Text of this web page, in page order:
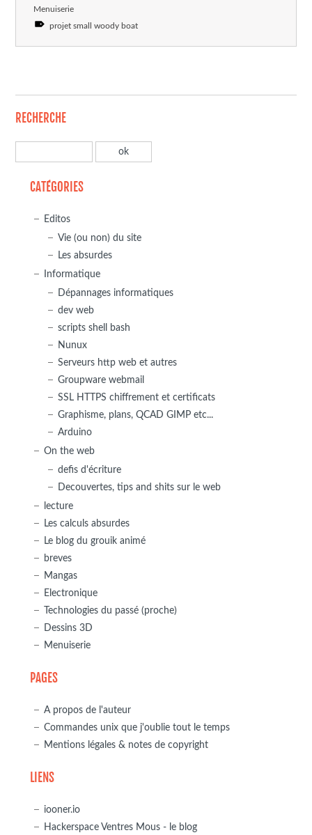
Menuiserie
projet small woody boat
RECHERCHE
CATÉGORIES
Editos
Vie (ou non) du site
Les absurdes
Informatique
Dépannages informatiques
dev web
scripts shell bash
Nunux
Serveurs http web et autres
Groupware webmail
SSL HTTPS chiffrement et certificats
Graphisme, plans, QCAD GIMP etc...
Arduino
On the web
defis d'écriture
Decouvertes, tips and shits sur le web
lecture
Les calculs absurdes
Le blog du grouik animé
breves
Mangas
Electronique
Technologies du passé (proche)
Dessins 3D
Menuiserie
PAGES
A propos de l'auteur
Commandes unix que j'oublie tout le temps
Mentions légales & notes de copyright
LIENS
iooner.io
Hackerspace Ventres Mous - le blog